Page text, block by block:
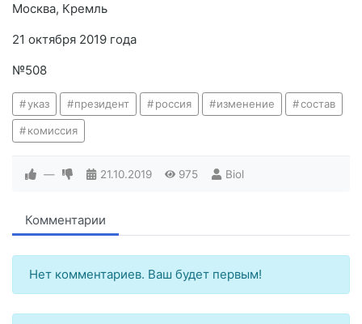
Москва, Кремль
21 октября 2019 года
№508
указ президент россия изменение состав
комиссия
— 21.10.2019 975 Biol
Комментарии
Нет комментариев. Ваш будет первым!